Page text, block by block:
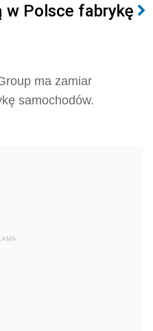
w Polsce fabrykę
ma zamiar
samochodów.